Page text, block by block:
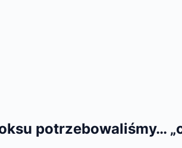
potrzebowaliśmy…